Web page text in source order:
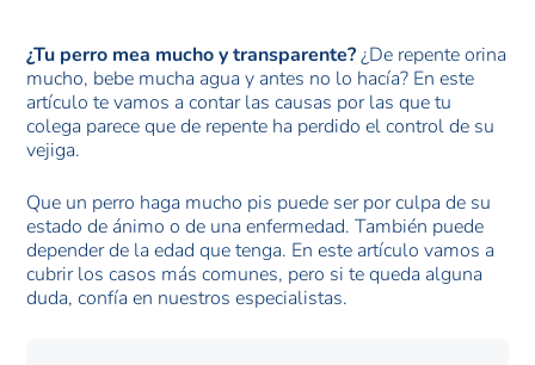
¿Tu perro mea mucho y transparente?¿De repente orina
mucho, bebe mucha agua y antes no lo hacía? En este
artículo te vamos a contar las causas por las que tu
colega parece que de repente ha perdido el control de su
vejiga.
Que un perro haga mucho pis puede ser por culpa de su
estado de ánimo o de una enfermedad. También puede
depender de la edad que tenga. En este artículo vamos a
cubrir los casos más comunes, pero si te queda alguna
duda, confía en nuestros especialistas.